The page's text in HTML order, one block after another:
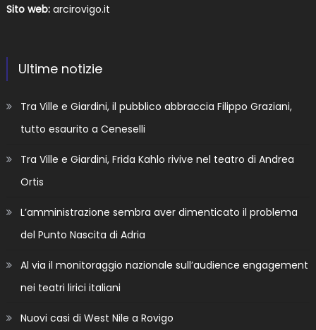
Sito web: arcirovigo.it
Ultime notizie
Tra Ville e Giardini, il pubblico abbraccia Filippo Graziani,
tutto esaurito a Ceneselli
Tra Ville e Giardini, Frida Kahlo rivive nel teatro di Andrea
Ortis
L’amministrazione sembra aver dimenticato il problema
del Punto Nascita di Adria
Al via il monitoraggio nazionale sull’audience engagement
nei teatri lirici italiani
Nuovi casi di West Nile a Rovigo